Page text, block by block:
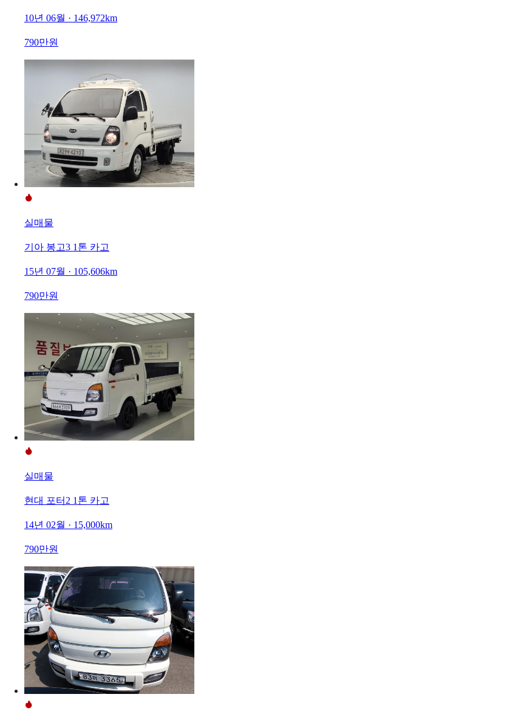
10년 06월 · 146,972km
790만원
실매물
기아 봉고3 1톤 카고
15년 07월 · 105,606km
790만원
실매물
현대 포터2 1톤 카고
14년 02월 · 15,000km
790만원